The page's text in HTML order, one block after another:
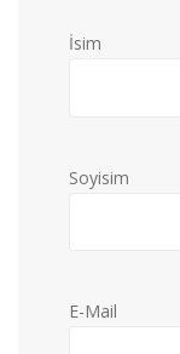
İsim
Soyisim
E-Mail